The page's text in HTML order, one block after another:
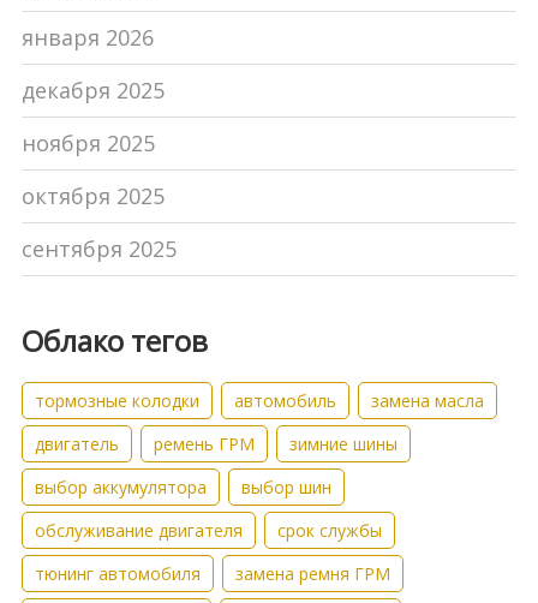
января 2026
декабря 2025
ноября 2025
октября 2025
сентября 2025
Облако тегов
тормозные колодки автомобиль
замена масла
двигатель
ремень ГРМ
зимние шины
выбор аккумулятора
выбор шин
обслуживание двигателя
срок службы
тюнинг автомобиля
замена ремня ГРМ